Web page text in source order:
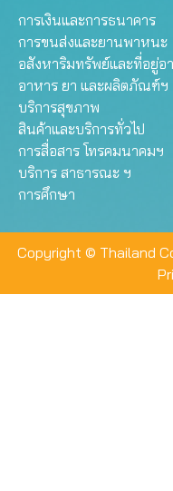
การเงินและการธนาคาร
การขนส่งและยานพาหนะ
อสังหาริมทรัพย์และที่อยู่อ
อาหาร ยา และผลิตภัณฑ์ฯ
บริการสุขภาพ
สินค้าและบริการทั่วไป
การสื่อสาร โทรคมนาคมฯ
บริการ สาธารณะ ฯ
การศึกษา
Copyright © Thailand